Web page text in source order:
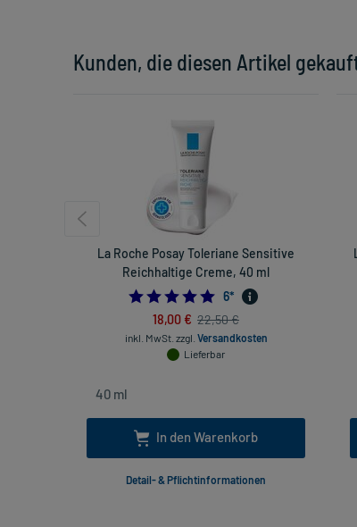
Kunden, die diesen Artikel
La Roche Posay Toleriane Sensitive
Reichhaltige Creme, 40 ml
4.833333333333333
6*
18,00 € 22,50 €
inkl. MwSt. zzgl. Versandkosten
Lieferbar
In den Warenkorb
Detail- & Pflichtinformationen